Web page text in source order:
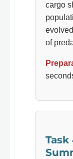
cargo
of